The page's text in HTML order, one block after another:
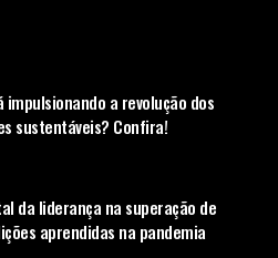
impulsionando a revolução dos
sustentáveis? Confira!
da liderança na superação de
aprendidas na pandemia